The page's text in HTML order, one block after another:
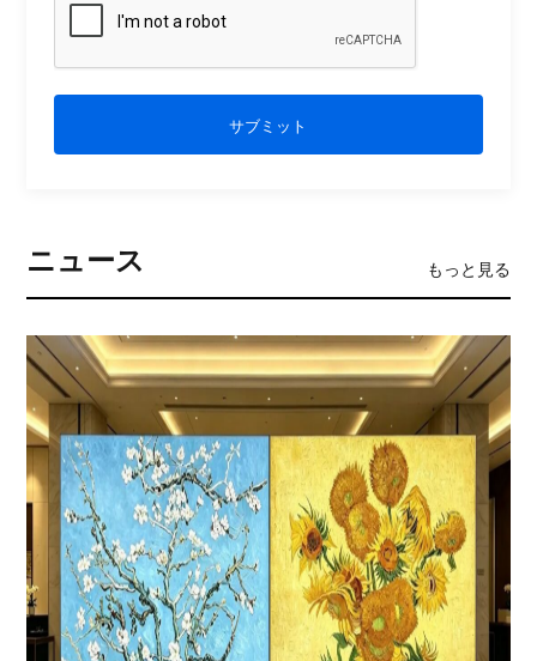
サブミット
ニュース もっと見る